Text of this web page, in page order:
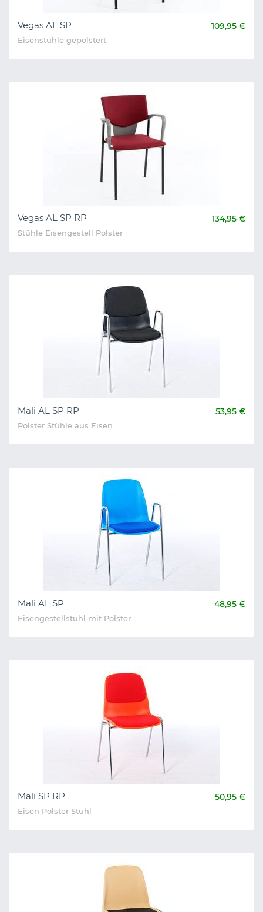
Vegas AL SP 109,95 €
Eisenstühle gepolstert
Vegas AL SP RP 134,95 €
Stühle Eisengestell Polster
Mali AL SP RP 53,95 €
Polster Stühle aus Eisen
Mali AL SP 48,95 €
Eisengestellstuhl mit Polster
Mali SP RP 50,95 €
Eisen Polster Stuhl